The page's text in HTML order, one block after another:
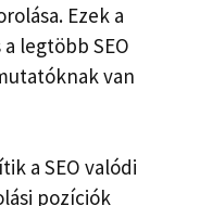
Ezek a
legtöbb SEO
van
a SEO valódi
pozíciók